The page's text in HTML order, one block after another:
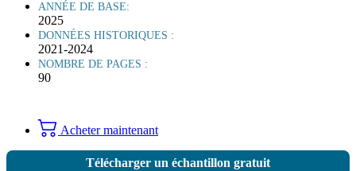
ANNÉE DE BASE:
2025
DONNÉES HISTORIQUES :
2021-2024
NOMBRE DE PAGES :
90
Acheter maintenant
Télécharger un échantillon gratuit